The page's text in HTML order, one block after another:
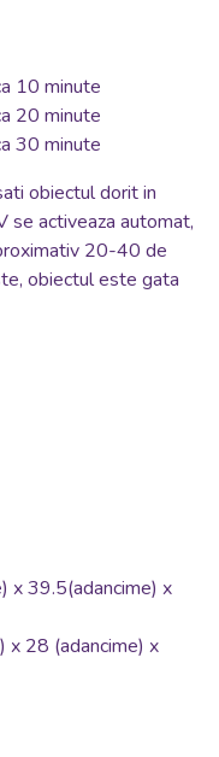
10 minute
20 minute
30 minute
obiectul dorit in
se activeaza automat,
20-40 de
obiectul este gata
x 39.5(adancime) x
x 28 (adancime) x